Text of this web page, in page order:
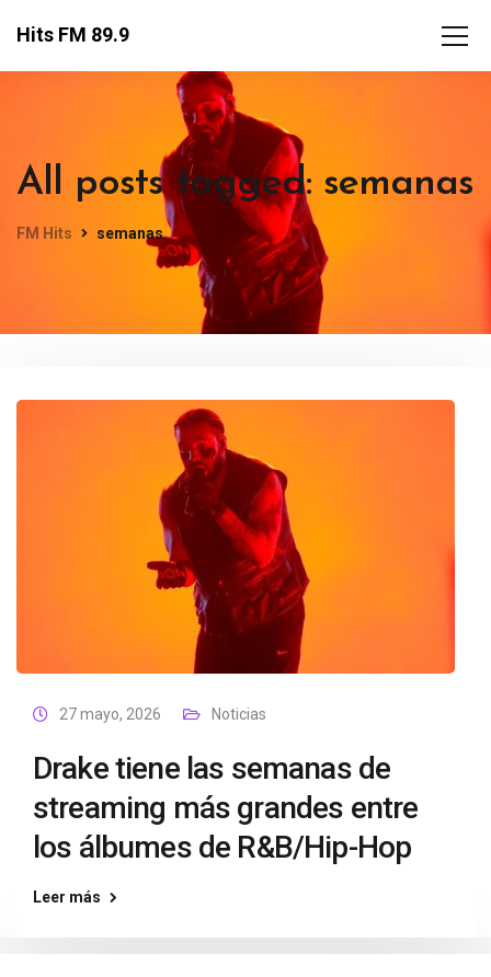
Hits FM 89.9
All posts tagged: semanas
FM Hits semanas
27 mayo, 2026 Noticias
Drake tiene las semanas de
streaming más grandes entre
los álbumes de R&B/Hip-Hop
Leer más